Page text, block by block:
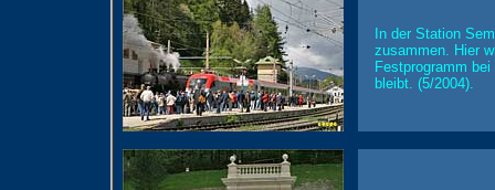
In der Station
zusammen. Hier
Festprogramm
bleibt. (5/2004).